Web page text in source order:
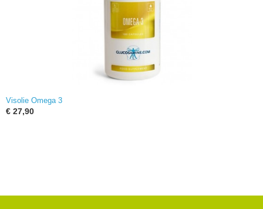
Visolie Omega 3
€ 27,90